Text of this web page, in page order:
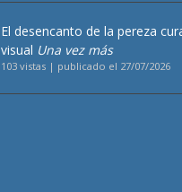
El desencanto de la pereza
visual Una vez más
103 vistas | publicado el 27/07/2026